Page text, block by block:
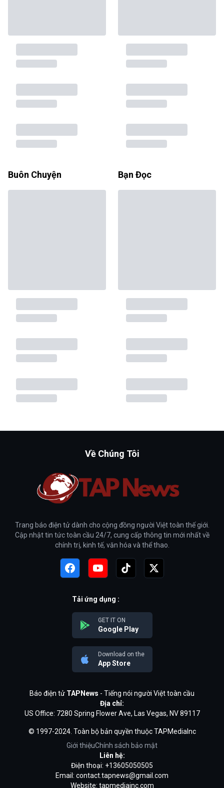
Buôn Chuyện Bạn Đọc
Về Chúng Tôi
Trang báo điện tử dành cho cộng đồng người Việt toàn thế giới.
Cập nhật tin tức toàn cầu 24/7, cung cấp thông tin mới nhất về
chính trị, kinh tế, văn hóa và thể thao.
Tải ứng dụng :
GET IT ON
Google Play
Download on the
App Store
Báo điện tử TAPNews - Tiếng nói người Việt toàn cầu
Địa chỉ:
US Office: 7280 Spring Flower Ave, Las Vegas, NV 89117
© 1997-2024. Toàn bộ bản quyền thuộc TAPMediaInc
Giới thiệuChính sách bảo mật
Liên hệ:
Điện thoại: +13605050505
Email: contact.tapnews@gmail.com
Website: tapmediainc.com